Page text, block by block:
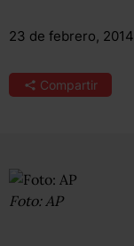
23 de febrero, 2014
Compartir
Foto: AP